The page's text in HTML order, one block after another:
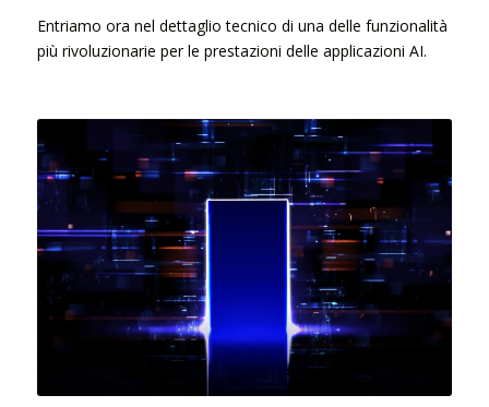
Entriamo ora nel dettaglio tecnico di una delle funzionalità
più rivoluzionarie per le prestazioni delle applicazioni AI.